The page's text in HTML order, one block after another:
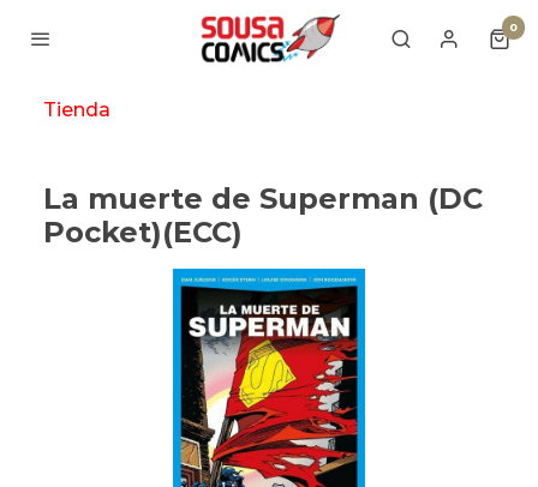
0
Tienda
La muerte de Superman (DC
Pocket)(ECC)